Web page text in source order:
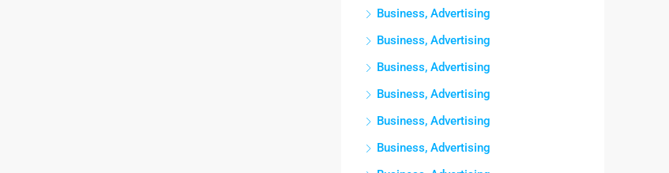
Business, Advertising
Business, Advertising
Business, Advertising
Business, Advertising
Business, Advertising
Business, Advertising